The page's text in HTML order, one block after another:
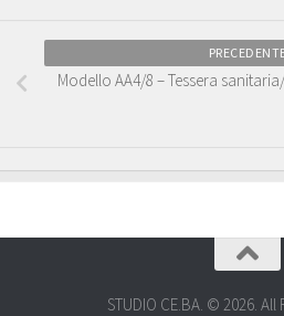
Modello AA4/8 – Tessera
STUDIO CE.BA. © 2026.